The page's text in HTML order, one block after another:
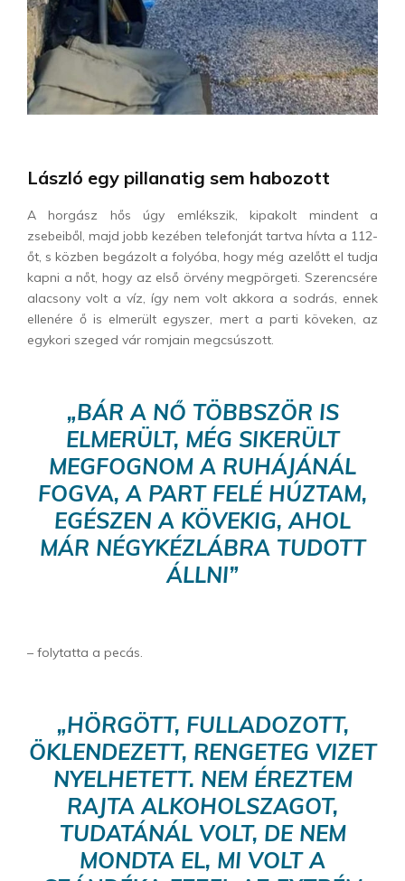
László egy pillanatig sem habozott
A horgász hős úgy emlékszik, kipakolt mindent a
zsebeiből, majd jobb kezében telefonját tartva hívta a 112-
őt, s közben begázolt a folyóba, hogy még azelőtt el tudja
kapni a nőt, hogy az első örvény megpörgeti. Szerencsére
alacsony volt a víz, így nem volt akkora a sodrás, ennek
ellenére ő is elmerült egyszer, mert a parti köveken, az
egykori szeged vár romjain megcsúszott.
„BÁR A NŐ TÖBBSZÖR IS
ELMERÜLT, MÉG SIKERÜLT
MEGFOGNOM A RUHÁJÁNÁL
FOGVA, A PART FELÉ HÚZTAM,
EGÉSZEN A KÖVEKIG, AHOL
MÁR NÉGYKÉZLÁBRA TUDOTT
ÁLLNI”
– folytatta a pecás.
„HÖRGÖTT, FULLADOZOTT,
ÖKLENDEZETT, RENGETEG VIZET
NYELHETETT. NEM ÉREZTEM
RAJTA ALKOHOLSZAGOT,
TUDATÁNÁL VOLT, DE NEM
MONDTA EL, MI VOLT A